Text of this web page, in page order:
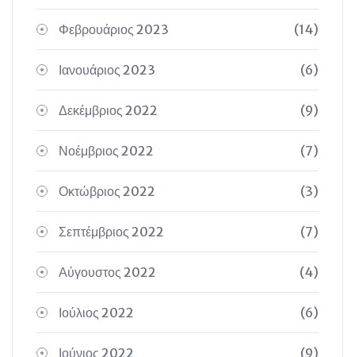
Φεβρουάριος 2023 (14)
Ιανουάριος 2023 (6)
Δεκέμβριος 2022 (9)
Νοέμβριος 2022 (7)
Οκτώβριος 2022 (3)
Σεπτέμβριος 2022 (7)
Αύγουστος 2022 (4)
Ιούλιος 2022 (6)
Ιούνιος 2022 (9)